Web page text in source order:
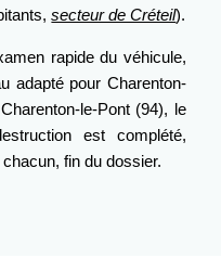
secteur de Créteil).
rapide du véhicule,
adapté pour Charenton-
le-Pont (94), le
est complété,
fin du dossier.